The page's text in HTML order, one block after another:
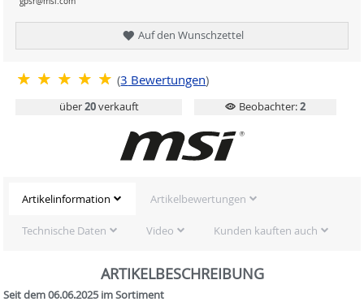
Auf den Wunschzettel
(3 Bewertungen)
über20verkauft Beobachter:2
Artikelinformation Artikelbewertungen
Technische Daten Video Kunden kauften auch
ARTIKELBESCHREIBUNG
Seit dem 06.06.2025 im Sortiment